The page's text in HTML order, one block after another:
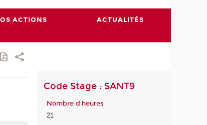
ACTIONS ACTUALITÉS
Code Stage : SANT9
Nombre d'heures
21